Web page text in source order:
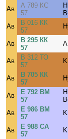
Ав
А 789 КС
57
Ав
В 016 КК
57
Ав
В 295 КК
57
Ав
В 312 ТО
57
Ав
В 705 КК
57
Ав
Е 792 ВМ
57
Ав
Е 986 ВМ
57
Ав
Е 988 СА
57